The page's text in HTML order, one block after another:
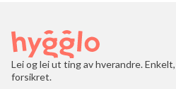
Lei og lei ut ting av hverandre.
forsikret.